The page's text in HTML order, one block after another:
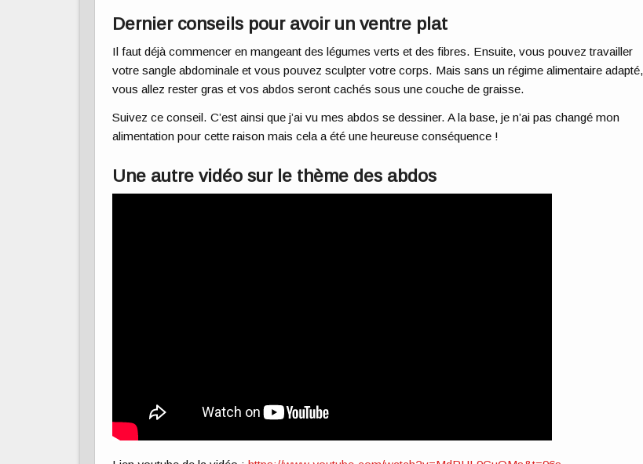
Dernier conseils pour avoir un ventre plat
Il faut déjà commencer en mangeant des légumes verts et des fibres. Ensuite, vous pouvez travailler
votre sangle abdominale et vous pouvez sculpter votre corps. Mais sans un régime alimentaire adapté,
vous allez rester gras et vos abdos seront cachés sous une couche de graisse.
Suivez ce conseil. C’est ainsi que j’ai vu mes abdos se dessiner. A la base, je n’ai pas changé mon
alimentation pour cette raison mais cela a été une heureuse conséquence !
Une autre vidéo sur le thème des abdos